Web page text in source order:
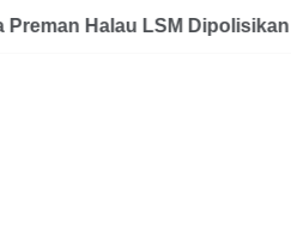
Halau LSM Dipolisikan